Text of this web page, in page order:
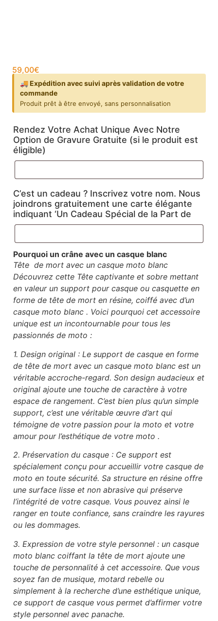
59,00€
🚚 Expédition avec suivi après validation de votre
commande
Produit prêt à être envoyé, sans personnalisation
Rendez Votre Achat Unique Avec Notre
Option de Gravure Gratuite (si le produit est
éligible)
C’est un cadeau ? Inscrivez votre nom. Nous
joindrons gratuitement une carte élégante
indiquant ‘Un Cadeau Spécial de la Part de
Pourquoi un crâne avec un casque blanc
Tête de mort avec un casque moto blanc
Découvrez cette Tête captivante et sobre mettant
en valeur un support pour casque ou casquette en
forme de tête de mort en résine, coiffé avec d’un
casque moto blanc . Voici pourquoi cet accessoire
unique est un incontournable pour tous les
passionnés de moto :
1. Design original : Le support de casque en forme
de tête de mort avec un casque moto blanc est un
véritable accroche-regard. Son design audacieux et
original ajoute une touche de caractère à votre
espace de rangement. C’est bien plus qu’un simple
support, c’est une véritable œuvre d’art qui
témoigne de votre passion pour la moto et votre
amour pour l’esthétique de votre moto .
2. Préservation du casque : Ce support est
spécialement conçu pour accueillir votre casque de
moto en toute sécurité. Sa structure en résine offre
une surface lisse et non abrasive qui préserve
l’intégrité de votre casque. Vous pouvez ainsi le
ranger en toute confiance, sans craindre les rayures
ou les dommages.
3. Expression de votre style personnel : un casque
moto blanc coiffant la tête de mort ajoute une
touche de personnalité à cet accessoire. Que vous
soyez fan de musique, motard rebelle ou
simplement à la recherche d’une esthétique unique,
ce support de casque vous permet d’affirmer votre
style personnel avec panache.